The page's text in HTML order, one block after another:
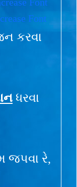
કરવા
ધરવા
જપવા રે,